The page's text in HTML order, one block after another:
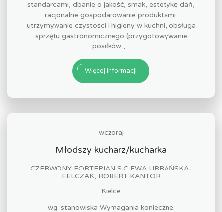
standardami, dbanie o jakość, smak, estetykę dań,
racjonalne gospodarowanie produktami,
utrzymywanie czystości i higieny w kuchni, obsługa
sprzętu gastronomicznego (przygotowywanie
posiłków ,...
Więcej informacji
wczoraj
Młodszy kucharz/kucharka
CZERWONY FORTEPIAN S.C EWA URBAŃSKA-
FELCZAK, ROBERT KANTOR
Kielce
wg. stanowiska Wymagania konieczne: